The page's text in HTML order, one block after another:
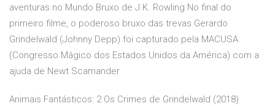
aventuras no Mundo Bruxo de J.K. Rowling.No final do
primeiro filme, o poderoso bruxo das trevas Gerardo
Grindelwald (Johnny Depp) foi capturado pela MACUSA
(Congresso Mágico dos Estados Unidos da América) com a
ajuda de Newt Scamander
Animais Fantásticos: 2 Os Crimes de Grindelwald (2018)